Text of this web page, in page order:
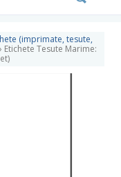
UTILIZATOR NOU
(imprimate, tesute,
› Etichete Tesute Marime: